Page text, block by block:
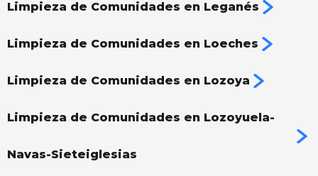
Limpieza de Comunidades en Leganés
Limpieza de Comunidades en Loeches
Limpieza de Comunidades en Lozoya
Limpieza de Comunidades en Lozoyuela-
Navas-Sieteiglesias